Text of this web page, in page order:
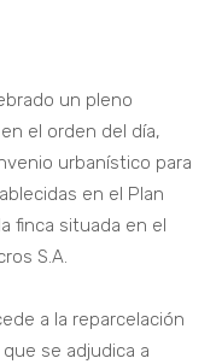
un pleno
el orden del día,
urbanístico para
en el Plan
finca situada en el
S.A.
a la reparcelación
se adjudica a